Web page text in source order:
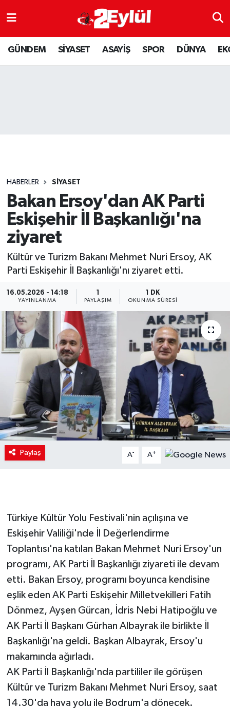
GÜNDEM SİYASET ASAYİŞ SPOR DÜNYA
HABERLER SİYASET
Bakan Ersoy'dan AK Parti
Eskişehir İl Başkanlığı'na
ziyaret
Kültür ve Turizm Bakanı Mehmet Nuri Ersoy, AK
Parti Eskişehir İl Başkanlığı'nı ziyaret etti.
16.05.2026 - 14:18
YAYINLANMA PAYLAŞIM
1 DK
OKUNMA SÜRESI
Paylaş A- A+
Türkiye Kültür Yolu Festivali'nin açılışına ve
Eskişehir Valiliği'nde İl Değerlendirme
Toplantısı'na katılan Bakan Mehmet Nuri Ersoy'un
programı, AK Parti İl Başkanlığı ziyareti ile devam
etti. Bakan Ersoy, programı boyunca kendisine
eşlik eden AK Parti Eskişehir Milletvekilleri Fatih
Dönmez, Ayşen Gürcan, İdris Nebi Hatipoğlu ve
AK Parti İl Başkanı Gürhan Albayrak ile birlikte İl
Başkanlığı'na geldi. Başkan Albayrak, Ersoy'u
makamında ağırladı.
AK Parti İl Başkanlığı'nda partililer ile görüşen
Kültür ve Turizm Bakanı Mehmet Nuri Ersoy, saat
14.30'da hava yolu ile Bodrum'a dönecek.
ASAYİŞ
DÜNYA
SPOR
YAŞAM
Nöbetçi Eczaneler
Hava Durumu
Son Dakika Haberleri
Haber Arşivi